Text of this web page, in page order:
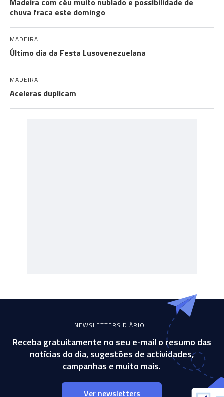
Madeira com céu muito nublado e possibilidade de
chuva fraca este domingo
MADEIRA
Último dia da Festa Lusovenezuelana
MADEIRA
Aceleras duplicam
NEWSLETTERS DIÁRIO
Receba gratuitamente no seu e-mail o resumo das
notícias do dia, sugestões de actividades,
campanhas e muito mais.
Ver newsletters